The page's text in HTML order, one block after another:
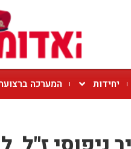
יחידות המערכה